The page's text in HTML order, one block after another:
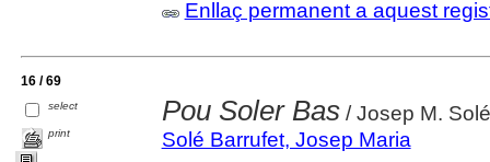
Enllaç permanent a aquest
16 / 69
select
print
Pou Soler Bas/ Josep M.
Solé Barrufet, Josep Maria